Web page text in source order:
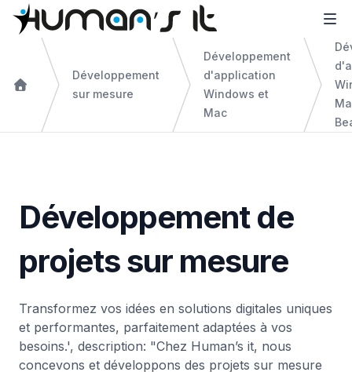
Développement
sur mesure
Développement
d'application
Windows et
Mac
Développement de
projets sur mesure
Transformez vos idées en solutions digitales uniques
et performantes, parfaitement adaptées à vos
besoins.', description: "Chez Human’s it, nous
concevons et développons des projets sur mesure